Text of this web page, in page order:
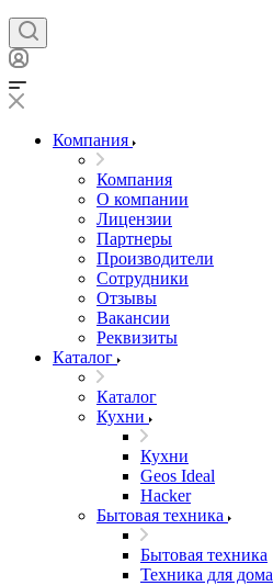
Компания
Компания
О компании
Лицензии
Партнеры
Производители
Сотрудники
Отзывы
Вакансии
Реквизиты
Каталог
Каталог
Кухни
Кухни
Geos Ideal
Hacker
Бытовая техника
Бытовая техника
Техника для дома